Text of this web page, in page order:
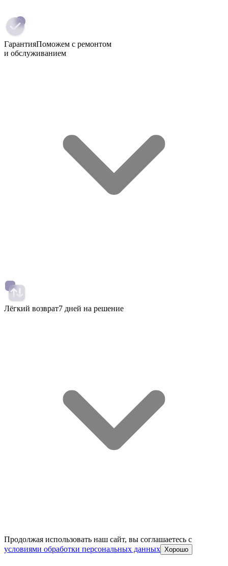
ГарантияПоможем с ремонтом
и обслуживанием
Лёгкий возврат7 дней на решение
Продолжая использовать наш сайт, вы соглашаетесь c
условиями обработки персональных данных Хорошо